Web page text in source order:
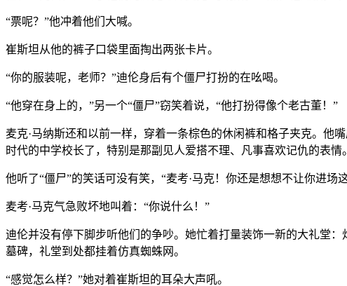
“票呢？”他冲着他们大喊。
崔斯坦从他的裤子口袋里面掏出两张卡片。
“你的服装呢，老师？”迪伦身后有个僵尸打扮的在吆喝。
“他穿在身上的，”另一个“僵尸”窃笑着说，“他打扮得像个老古董！”
麦克·马纳斯还和以前一样，穿着一条棕色的休闲裤和格子夹克。他
时代的中学校长了，特别是那副见人爱搭不理、凡事喜欢记仇的表情。
他听了“僵尸”的笑话可没有笑，“麦考·马克！你还是想想不让你进场
麦考·马克气急败坏地叫着：“你说什么！”
迪伦并没有停下脚步听他们的争吵。她忙着打量装饰一新的大礼堂
墓碑，礼堂到处都挂着仿真蜘蛛网。
“感觉怎么样？”她对着崔斯坦的耳朵大声吼。